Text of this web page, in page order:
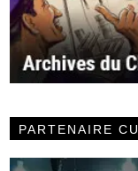
PARTENAIRE